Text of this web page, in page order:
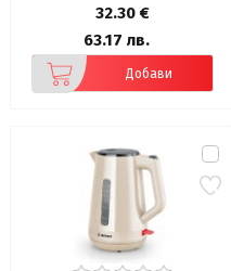
32.30 €
63.17 лв.
Добави